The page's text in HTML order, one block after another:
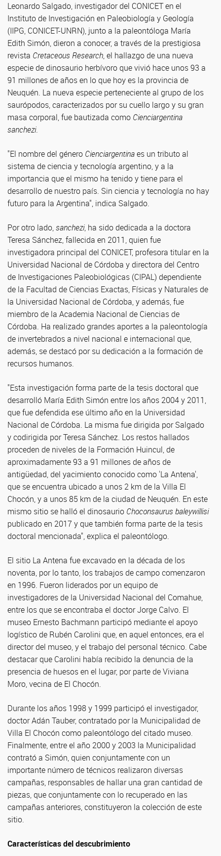
Leonardo Salgado, investigador del CONICET en el
Instituto de Investigación en Paleobiología y Geología
(IIPG, CONICET-UNRN), junto a la paleontóloga María
Edith Simón, dieron a conocer, a través de la prestigiosa
revista Cretaceous Research, el hallazgo de una nueva
especie de dinosaurio herbívoro que vivió hace unos 93 a
91 millones de años en lo que hoy es la provincia de
Neuquén. La nueva especie perteneciente al grupo de los
saurópodos, caracterizados por su cuello largo y su gran
masa corporal, fue bautizada como Cienciargentina
sanchezi.
"El nombre del género Cienciargentinaes un tributo al
sistema de ciencia y tecnología argentino, y a la
importancia que el mismo ha tenido y tiene para el
desarrollo de nuestro país. Sin ciencia y tecnología no hay
futuro para la Argentina", indica Salgado.
Por otro lado,sanchezi, ha sido dedicada a la doctora
Teresa Sánchez, fallecida en 2011, quien fue
investigadora principal del CONICET, profesora titular en la
Universidad Nacional de Córdoba y directora del Centro
de Investigaciones Paleobiológicas (CIPAL) dependiente
de la Facultad de Ciencias Exactas, Físicas y Naturales de
la Universidad Nacional de Córdoba, y además, fue
miembro de la Academia Nacional de Ciencias de
Córdoba. Ha realizado grandes aportes a la paleontología
de invertebrados a nivel nacional e internacional que,
además, se destacó por su dedicación a la formación de
recursos humanos.
"Esta investigación forma parte de la tesis doctoral que
desarrolló María Edith Simón entre los años 2004 y 2011,
que fue defendida ese último año en la Universidad
Nacional de Córdoba. La misma fue dirigida por Salgado
y codirigida por Teresa Sánchez. Los restos hallados
proceden de niveles de la Formación Huincul, de
aproximadamente 93 a 91 millones de años de
antigüedad, del yacimiento conocido como 'La Antena',
que se encuentra ubicado a unos 2 km de la Villa El
Chocón, y a unos 85 km de la ciudad de Neuquén. En este
mismo sitio se halló el dinosaurio Choconsaurus baleywillisi
publicado en 2017 y que también forma parte de la tesis
doctoral mencionada", explica el paleontólogo.
El sitio La Antena fue excavado en la década de los
noventa, por lo tanto, los trabajos de campo comenzaron
en 1996. Fueron liderados por un equipo de
investigadores de la Universidad Nacional del Comahue,
entre los que se encontraba el doctor Jorge Calvo. El
museo Ernesto Bachmann participó mediante el apoyo
logístico de Rubén Carolini que, en aquel entonces, era el
director del museo, y el trabajo del personal técnico. Cabe
destacar que Carolini había recibido la denuncia de la
presencia de huesos en el lugar, por parte de Viviana
Moro, vecina de El Chocón.
Durante los años 1998 y 1999 participó el investigador,
doctor Adán Tauber, contratado por la Municipalidad de
Villa El Chocón como paleontólogo del citado museo.
Finalmente, entre el año 2000 y 2003 la Municipalidad
contrató a Simón, quien conjuntamente con un
importante número de técnicos realizaron diversas
campañas, responsables de hallar una gran cantidad de
piezas, que conjuntamente con lo recuperado en las
campañas anteriores, constituyeron la colección de este
sitio.
Características del descubrimiento